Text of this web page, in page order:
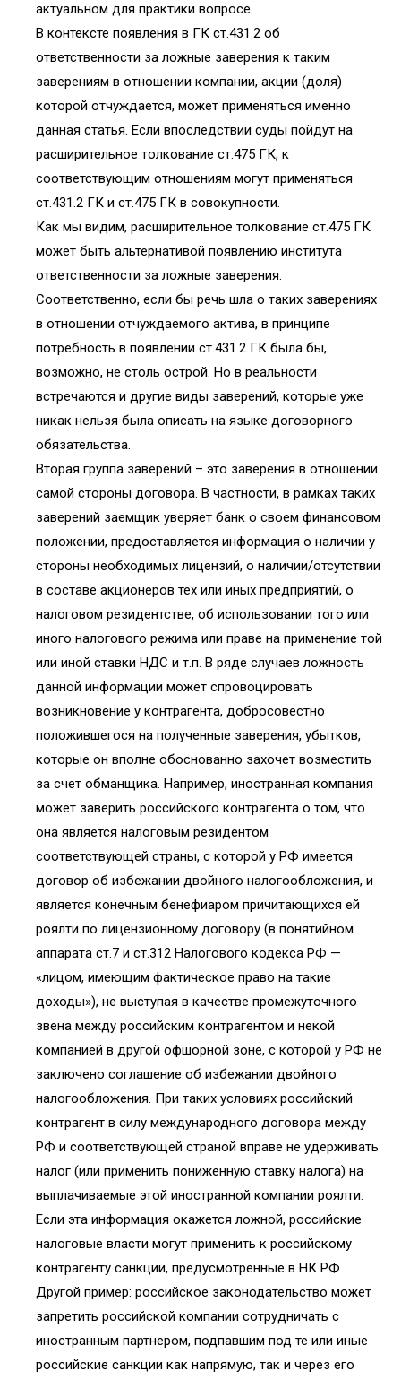
актуальном для практики вопросе.
В контексте появления в ГК ст.431.2 об
ответственности за ложные заверения к таким
заверениям в отношении компании, акции (доля)
которой отчуждается, может применяться именно
данная статья. Если впоследствии суды пойдут на
расширительное толкование ст.475 ГК, к
соответствующим отношениям могут применяться
ст.431.2 ГК и ст.475 ГК в совокупности.
Как мы видим, расширительное толкование ст.475 ГК
может быть альтернативой появлению института
ответственности за ложные заверения.
Соответственно, если бы речь шла о таких заверениях
в отношении отчуждаемого актива, в принципе
потребность в появлении ст.431.2 ГК была бы,
возможно, не столь острой. Но в реальности
встречаются и другие виды заверений, которые уже
никак нельзя была описать на языке договорного
обязательства.
Вторая группа заверений – это заверения в отношении
самой стороны договора. В частности, в рамках таких
заверений заемщик уверяет банк о своем финансовом
положении, предоставляется информация о наличии у
стороны необходимых лицензий, о наличии/отсутствии
в составе акционеров тех или иных предприятий, о
налоговом резидентстве, об использовании того или
иного налогового режима или праве на применение той
или иной ставки НДС и т.п. В ряде случаев ложность
данной информации может спровоцировать
возникновение у контрагента, добросовестно
положившегося на полученные заверения, убытков,
которые он вполне обоснованно захочет возместить
за счет обманщика. Например, иностранная компания
может заверить российского контрагента о том, что
она является налоговым резидентом
соответствующей страны, с которой у РФ имеется
договор об избежании двойного налогообложения, и
является конечным бенефиаром причитающихся ей
роялти по лицензионному договору (в понятийном
аппарата ст.7 и ст.312 Налогового кодекса РФ —
«лицом, имеющим фактическое право на такие
доходы»), не выступая в качестве промежуточного
звена между российским контрагентом и некой
компанией в другой офшорной зоне, с которой у РФ не
заключено соглашение об избежании двойного
налогообложения. При таких условиях российский
контрагент в силу международного договора между
РФ и соответствующей страной вправе не удерживать
налог (или применить пониженную ставку налога) на
выплачиваемые этой иностранной компании роялти.
Если эта информация окажется ложной, российские
налоговые власти могут применить к российскому
контрагенту санкции, предусмотренные в НК РФ.
Другой пример: российское законодательство может
запретить российской компании сотрудничать с
иностранным партнером, подпавшим под те или иные
российские санкции как напрямую, так и через его